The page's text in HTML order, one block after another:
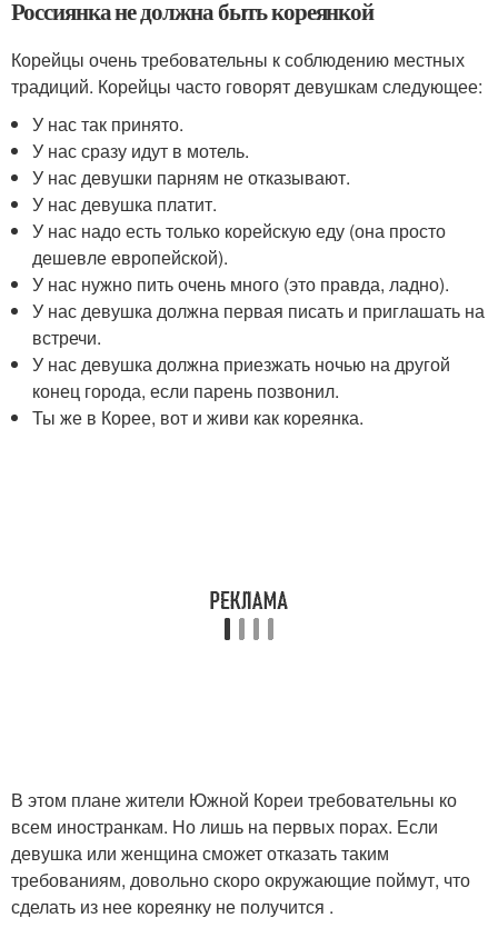
Россиянка не должна быть кореянкой
Корейцы очень требовательны к соблюдению местных
традиций. Корейцы часто говорят девушкам следующее:
У нас так принято.
У нас сразу идут в мотель.
У нас девушки парням не отказывают.
У нас девушка платит.
У нас надо есть только корейскую еду (она просто
дешевле европейской).
У нас нужно пить очень много (это правда, ладно).
У нас девушка должна первая писать и приглашать на
встречи.
У нас девушка должна приезжать ночью на другой
конец города, если парень позвонил.
Ты же в Корее, вот и живи как кореянка.
В этом плане жители Южной Кореи требовательны ко
всем иностранкам. Но лишь на первых порах. Если
девушка или женщина сможет отказать таким
требованиям, довольно скоро окружающие поймут, что
сделать из нее кореянку не получится .